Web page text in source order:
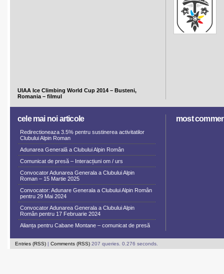
UIAA Ice Climbing World Cup 2014 – Busteni,
Romania – filmul
cele mai noi articole
Redirectioneaza 3.5% pentru sustinerea activitatilor
Clubului Alpin Roman
Adunarea Generală a Clubului Alpin Român
Comunicat de presă – Interacțiuni om / urs
Convocator Adunarea Generala a Clubului Alpin
Roman – 15 Martie 2025
Convocator: Adunare Generala a Clubului Alpin Român
pentru 29 Mai 2024
Convocator Adunarea Generala a Clubului Alpin
Român pentru 17 Februarie 2024
Alianța pentru Cabane Montane – comunicat de presă
most
Entries (RSS) | Comments (RSS) 207 queries. 0.276 seconds.